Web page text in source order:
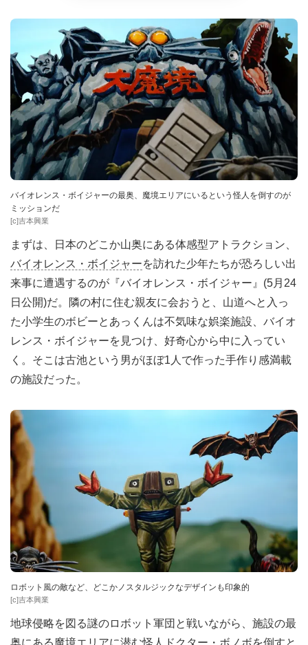
バイオレンス・ボイジャーの最奥、魔境エリアにいるという怪人を倒すのが
ミッションだ
[c]吉本興業
まずは、日本のどこか山奥にある体感型アトラクション、
バイオレンス・ボイジャーを訪れた少年たちが恐ろしい出
来事に遭遇するのが『バイオレンス・ボイジャー』(5月24
日公開)だ。隣の村に住む親友に会おうと、山道へと入っ
た小学生のボビーとあっくんは不気味な娯楽施設、バイオ
レンス・ボイジャーを見つけ、好奇心から中に入ってい
く。そこは古池という男がほぼ1人で作った手作り感満載
の施設だった。
ロボット風の敵など、どこかノスタルジックなデザインも印象的
[c]吉本興業
地球侵略を図る謎のロボット軍団と戦いながら、施設の最
奥にある魔境エリアに潜む怪人ドクター・ボノボを倒すと